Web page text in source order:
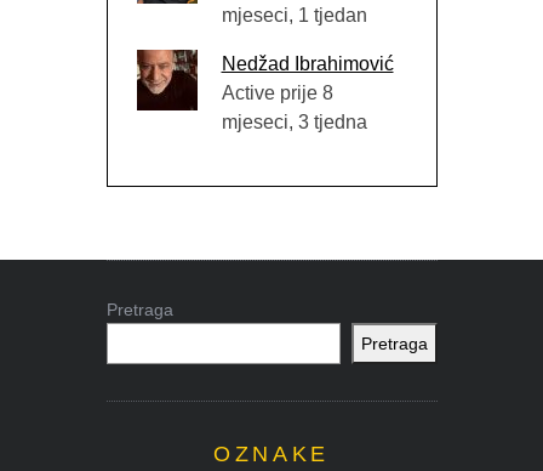
mjeseci, 1 tjedan
Nedžad Ibrahimović
Active prije 8
mjeseci, 3 tjedna
Pretraga
Pretraga
OZNAKE